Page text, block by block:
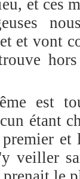
et ces
et vont
est
étant
veiller